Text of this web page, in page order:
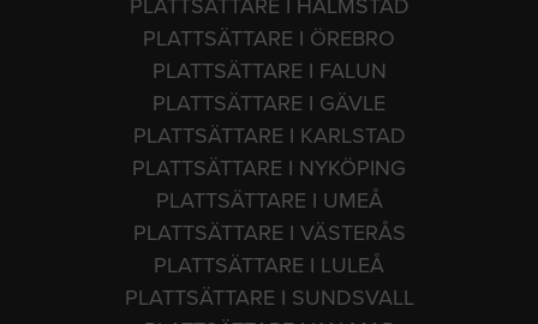
PLATTSÄTTARE I HALMSTAD
PLATTSÄTTARE I ÖREBRO
PLATTSÄTTARE I FALUN
PLATTSÄTTARE I GÄVLE
PLATTSÄTTARE I KARLSTAD
PLATTSÄTTARE I NYKÖPING
PLATTSÄTTARE I UMEÅ
PLATTSÄTTARE I VÄSTERÅS
PLATTSÄTTARE I LULEÅ
PLATTSÄTTARE I SUNDSVALL